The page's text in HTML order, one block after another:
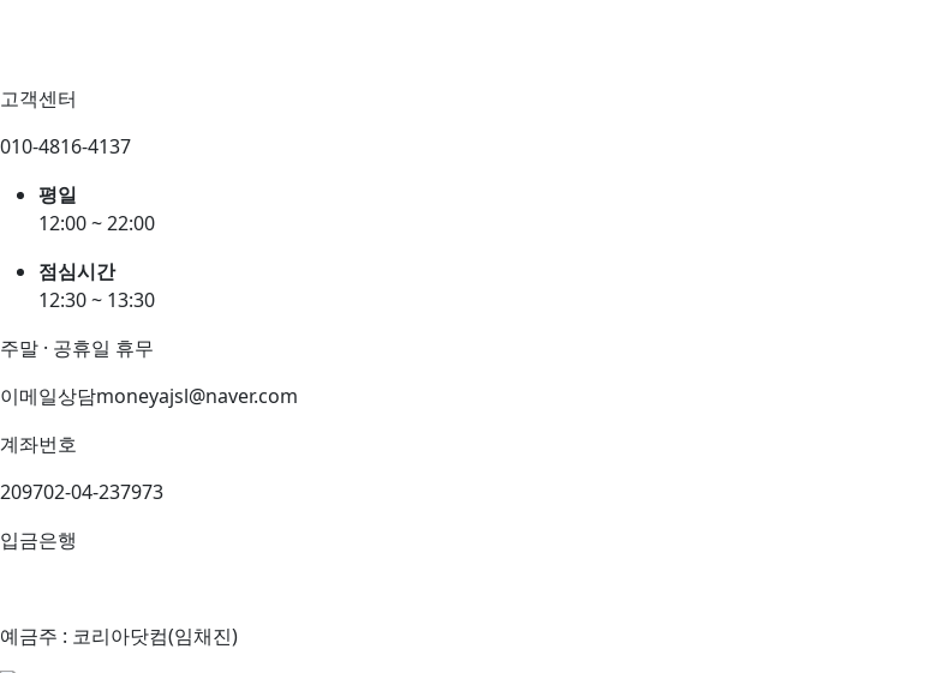
고객센터
010-4816-4137
평일
12:00 ~ 22:00
점심시간
12:30 ~ 13:30
주말 · 공휴일 휴무
이메일상담moneyajsl@naver.com
계좌번호
209702-04-237973
입금은행
예금주 : 코리아닷컴(임채진)